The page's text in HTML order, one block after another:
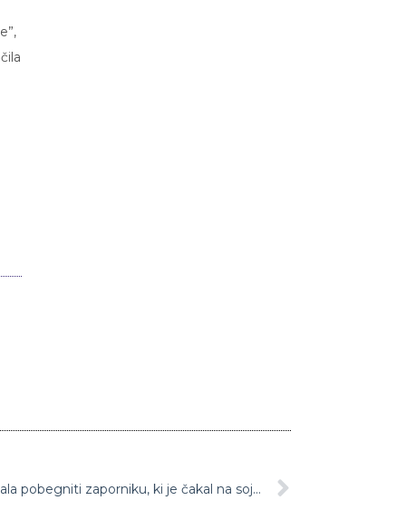
V ZDA ujeli paznico, ki je pomagala pobegniti zaporniku, ki je čakal na sojenje zaradi umora